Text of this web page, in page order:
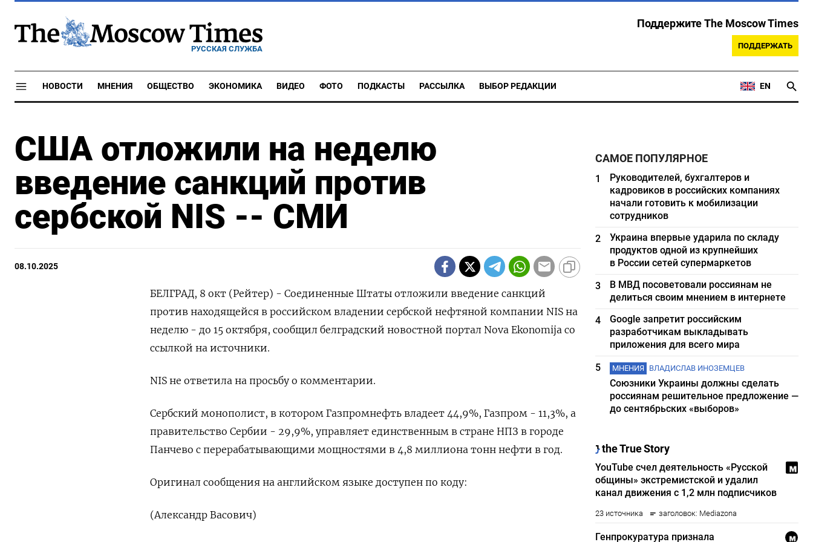
РУССКАЯ СЛУЖБА
Поддержите The Moscow Times
ПОДДЕРЖАТЬ
НОВОСТИ МНЕНИЯ ОБЩЕСТВО ЭКОНОМИКА ВИДЕО ФОТО ПОДКАСТЫ РАССЫЛКА ВЫБОР РЕДАКЦИИ EN
США отложили на неделю
введение санкций против
сербской NIS -- СМИ
08.10.2025
БЕЛГРАД, 8 окт (Рейтер) - Соединенные Штаты отложили введение санкций
против находящейся в российском владении сербской нефтяной компании NIS на
неделю - до 15 октября, сообщил белградский новостной портал Nova Ekonomija со
ссылкой на источники.
NIS не ответила на просьбу о комментарии.
Сербский монополист, в котором Газпромнефть владеет 44,9%, Газпром - 11,3%, а
правительство Сербии - 29,9%, управляет единственным в стране НПЗ в городе
Панчево с перерабатывающими мощностями в 4,8 миллиона тонн нефти в год.
Оригинал сообщения на английском языке доступен по коду:
(Александр Васович)
САМОЕ ПОПУЛЯРНОЕ
1
Руководителей, бухгалтеров и
кадровиков в российских компаниях
начали готовить к мобилизации
сотрудников
2
Украина впервые ударила по складу
продуктов одной из крупнейших
в России сетей супермаркетов
3
В МВД посоветовали россиянам не
делиться своим мнением в интернете
4
Google запретит российским
разработчикам выкладывать
приложения для всего мира
5
МНЕНИЯ ВЛАДИСЛАВ ИНОЗЕМЦЕВ
Союзники Украины должны сделать
россиянам решительное предложение —
до сентябрьских «выборов»